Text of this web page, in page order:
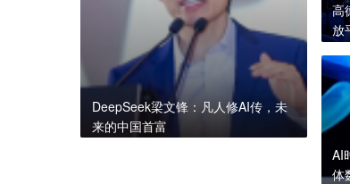
DeepSeek梁文锋：凡人修AI传，未
来的中国首富
高
放
AI
体